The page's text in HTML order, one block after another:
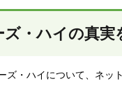
・ハイの真実
ズ・ハイについて、ネッ